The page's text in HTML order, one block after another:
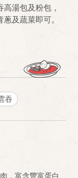
高湯包及粉包，
及蔬菜即可。
吞
，富含豐富蛋白